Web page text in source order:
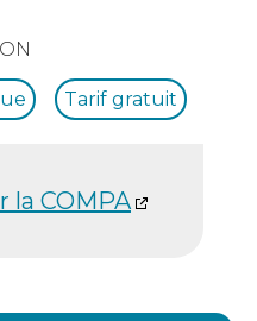
Tarif gratuit
la COMPA